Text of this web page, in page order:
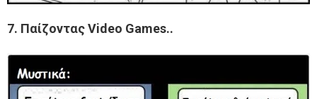
7. Παίζοντας Video Games..